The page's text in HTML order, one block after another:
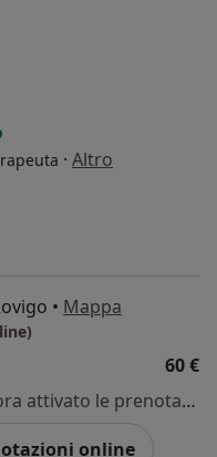
· Altro
• Mappa
60 €
Questo dottore non ha ancora attivato le prenotazioni online presso questo indirizzo.
online